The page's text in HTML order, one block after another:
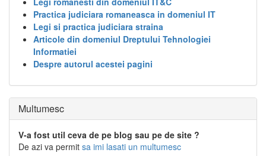
Practica judiciara romaneasca in domeniul IT
Legi si practica judiciara straina
Articole din domeniul Dreptului Tehnologiei
Informatiei
Despre autorul acestei pagini
Multumesc
V-a fost util ceva de pe blog sau pe de site ?
De azi va permit sa imi lasati un multumesc